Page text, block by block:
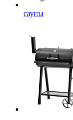
сауны